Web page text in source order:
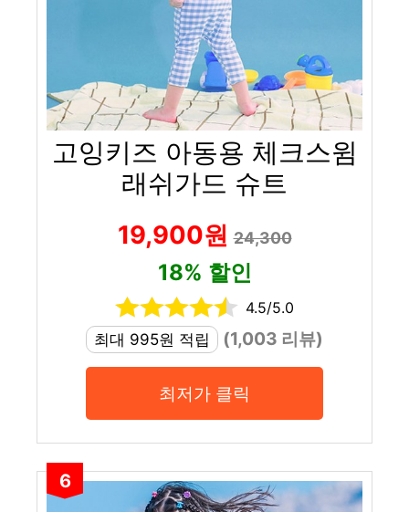
고잉키즈 아동용 체크스윔
래쉬가드 슈트
19,900원24,300
18% 할인
4.5/5.0
최대 995원 적립
(1,003 리뷰)
최저가 클릭
6